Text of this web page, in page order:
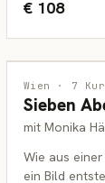
€ 108
MALEREI
ERWACHSENE
Wien · 7
Sieben
mit Monika
Wie aus
ein Bild